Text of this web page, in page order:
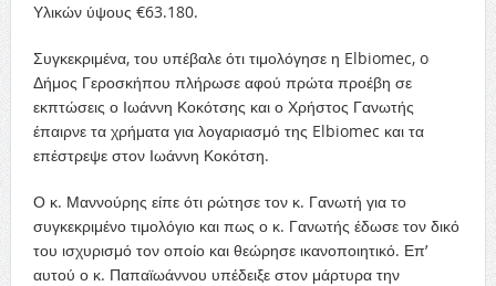
Υλικών ύψους €63.180.
Συγκεκριμένα, του υπέβαλε ότι τιμολόγησε η Elbiomec, o
Δήμος Γεροσκήπου πλήρωσε αφού πρώτα προέβη σε
εκπτώσεις ο Ιωάννη Κοκότσης και ο Χρήστος Γανωτής
έπαιρνε τα χρήματα για λογαριασμό της Elbiomec και τα
επέστρεψε στον Ιωάννη Κοκότση.
Ο κ. Μαννούρης είπε ότι ρώτησε τον κ. Γανωτή για το
συγκεκριμένο τιμολόγιο και πως ο κ. Γανωτής έδωσε τον δικό
του ισχυρισμό τον οποίο και θεώρησε ικανοποιητικό. Επ’
αυτού ο κ. Παπαϊωάννου υπέδειξε στον μάρτυρα την